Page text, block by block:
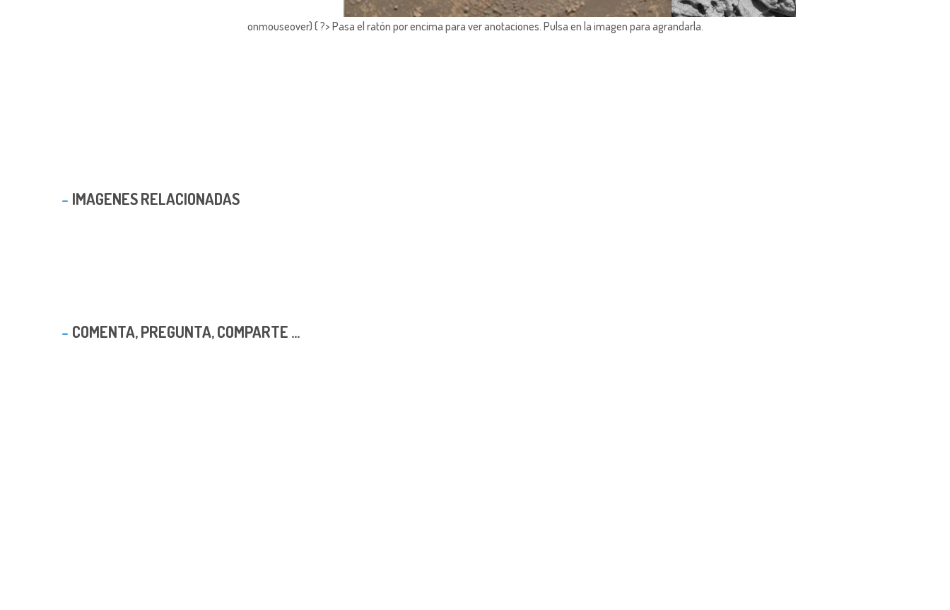
onmouseover) { ?> Pasa el ratón por encima para ver anotaciones. Pulsa en la imagen para agrandarla.
IMAGENES RELACIONADAS
COMENTA, PREGUNTA, COMPARTE ...